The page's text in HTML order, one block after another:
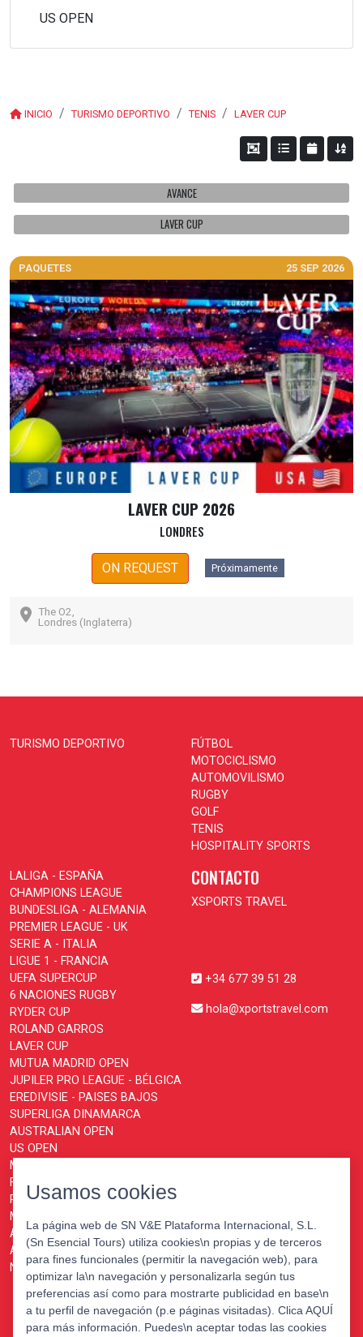
US OPEN
INICIO TURISMO DEPORTIVO TENIS LAVER CUP
AVANCE
LAVER CUP
PAQUETES 25 SEP 2026
LAVER CUP 2026
LONDRES
ON REQUEST Próximamente
The O2,
Londres (Inglaterra)
TURISMO DEPORTIVO
FÚTBOL
MOTOCICLISMO
AUTOMOVILISMO
RUGBY
GOLF
TENIS
HOSPITALITY SPORTS
LALIGA - ESPAÑA
CHAMPIONS LEAGUE
BUNDESLIGA - ALEMANIA
PREMIER LEAGUE - UK
SERIE A - ITALIA
LIGUE 1 - FRANCIA
UEFA SUPERCUP
6 NACIONES RUGBY
RYDER CUP
ROLAND GARROS
LAVER CUP
MUTUA MADRID OPEN
JUPILER PRO LEAGUE - BÉLGICA
EREDIVISIE - PAISES BAJOS
SUPERLIGA DINAMARCA
AUSTRALIAN OPEN
US OPEN
MOTOGP
FORMULA 1
PARIS MASTERS
MONTECARLO MASTERS
ATP FINALS TURIN
ABN AMRO OPEN ROTTERDAM
NATIONS CHAMPIONSHIP
CONTACTO
XSPORTS TRAVEL
+34 677 39 51 28
hola@xportstravel.com
Usamos cookies
La página web de SN V&E Plataforma Internacional, S.L.
(Sn Esencial Tours) utiliza cookies\n propias y de terceros
para fines funcionales (permitir la navegación web), para
optimizar la\n navegación y personalizarla según tus
preferencias así como para mostrarte publicidad en base\n
a tu perfil de navegación (p.e páginas visitadas). Clica AQUÍ
para más información. Puedes\n aceptar todas las cookies